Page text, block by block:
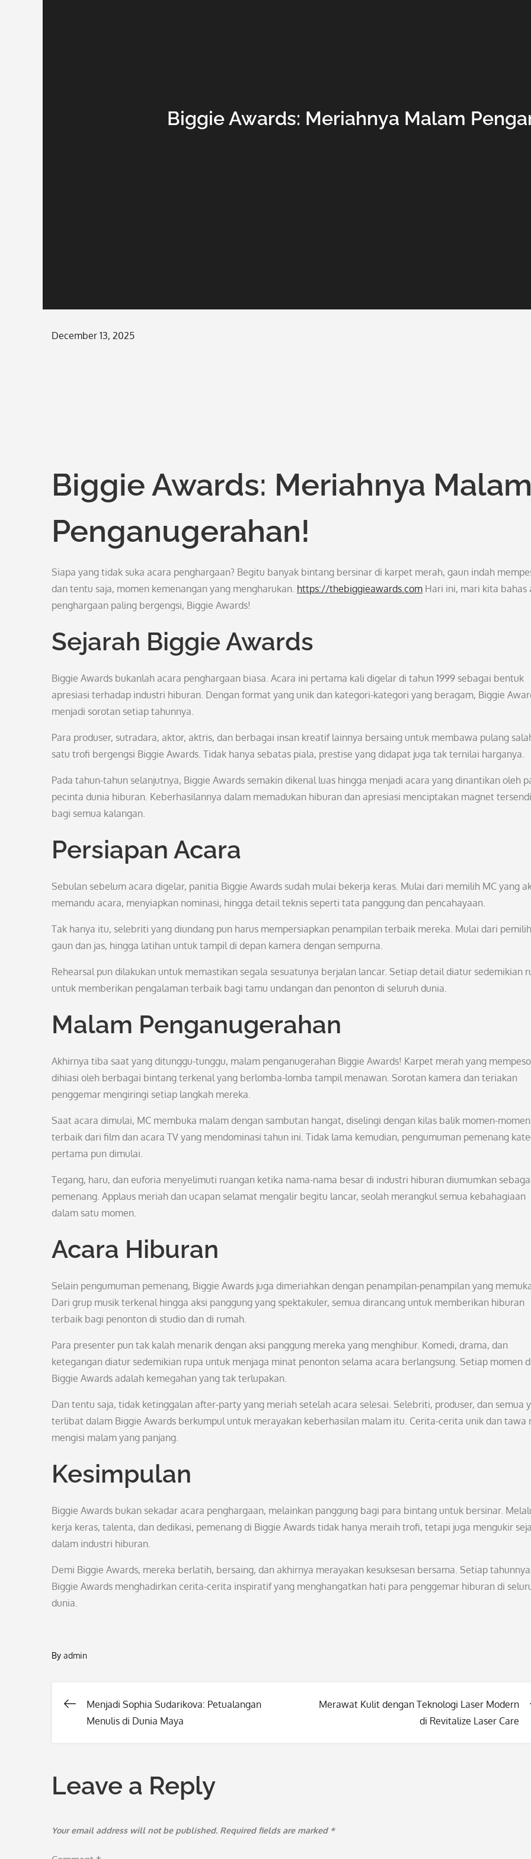
Biggie Awards: Meriahnya Malam
Posted
December 13, 2025
Biggie Awards: Meriahnya Malam
Penganugerahan!
Siapa yang tidak suka acara penghargaan? Begitu banyak bintang bersinar di karpet merah, gaun indah
dan tentu saja, momen kemenangan yang mengharukan. https://thebiggieawards.com Hari ini, mari kita bahas
penghargaan paling bergengsi, Biggie Awards!
Sejarah Biggie Awards
Biggie Awards bukanlah acara penghargaan biasa. Acara ini pertama kali digelar di tahun 1999 sebagai bentuk
apresiasi terhadap industri hiburan. Dengan format yang unik dan kategori-kategori yang beragam, Biggie
menjadi sorotan setiap tahunnya.
Para produser, sutradara, aktor, aktris, dan berbagai insan kreatif lainnya bersaing untuk membawa pulang
satu trofi bergengsi Biggie Awards. Tidak hanya sebatas piala, prestise yang didapat juga tak ternilai harganya.
Pada tahun-tahun selanjutnya, Biggie Awards semakin dikenal luas hingga menjadi acara yang dinantikan oleh
pecinta dunia hiburan. Keberhasilannya dalam memadukan hiburan dan apresiasi menciptakan magnet
bagi semua kalangan.
Persiapan Acara
Sebulan sebelum acara digelar, panitia Biggie Awards sudah mulai bekerja keras. Mulai dari memilih MC yang
memandu acara, menyiapkan nominasi, hingga detail teknis seperti tata panggung dan pencahayaan.
Tak hanya itu, selebriti yang diundang pun harus mempersiapkan penampilan terbaik mereka. Mulai dari
gaun dan jas, hingga latihan untuk tampil di depan kamera dengan sempurna.
Rehearsal pun dilakukan untuk memastikan segala sesuatunya berjalan lancar. Setiap detail diatur sedemikian
untuk memberikan pengalaman terbaik bagi tamu undangan dan penonton di seluruh dunia.
Malam Penganugerahan
Akhirnya tiba saat yang ditunggu-tunggu, malam penganugerahan Biggie Awards! Karpet merah yang
dihiasi oleh berbagai bintang terkenal yang berlomba-lomba tampil menawan. Sorotan kamera dan teriakan
penggemar mengiringi setiap langkah mereka.
Saat acara dimulai, MC membuka malam dengan sambutan hangat, diselingi dengan kilas balik momen-momen
terbaik dari film dan acara TV yang mendominasi tahun ini. Tidak lama kemudian, pengumuman pemenang
pertama pun dimulai.
Tegang, haru, dan euforia menyelimuti ruangan ketika nama-nama besar di industri hiburan diumumkan
pemenang. Applaus meriah dan ucapan selamat mengalir begitu lancar, seolah merangkul semua kebahagiaan
dalam satu momen.
Acara Hiburan
Selain pengumuman pemenang, Biggie Awards juga dimeriahkan dengan penampilan-penampilan yang
Dari grup musik terkenal hingga aksi panggung yang spektakuler, semua dirancang untuk memberikan hiburan
terbaik bagi penonton di studio dan di rumah.
Para presenter pun tak kalah menarik dengan aksi panggung mereka yang menghibur. Komedi, drama, dan
ketegangan diatur sedemikian rupa untuk menjaga minat penonton selama acara berlangsung. Setiap momen
Biggie Awards adalah kemegahan yang tak terlupakan.
Dan tentu saja, tidak ketinggalan after-party yang meriah setelah acara selesai. Selebriti, produser, dan semua
terlibat dalam Biggie Awards berkumpul untuk merayakan keberhasilan malam itu. Cerita-cerita unik dan tawa
mengisi malam yang panjang.
Kesimpulan
Biggie Awards bukan sekadar acara penghargaan, melainkan panggung bagi para bintang untuk bersinar.
kerja keras, talenta, dan dedikasi, pemenang di Biggie Awards tidak hanya meraih trofi, tetapi juga mengukir
dalam industri hiburan.
Demi Biggie Awards, mereka berlatih, bersaing, dan akhirnya merayakan kesuksesan bersama. Setiap
Biggie Awards menghadirkan cerita-cerita inspiratif yang menghangatkan hati para penggemar hiburan di
dunia.
By admin
Post
Menjadi Sophia Sudarikova: Petualangan
Menulis di Dunia Maya
Merawat Kulit dengan Teknologi Laser Modern
di Revitalize Laser Care
Leave a Reply
Your email address will not be published. Required fields are marked *